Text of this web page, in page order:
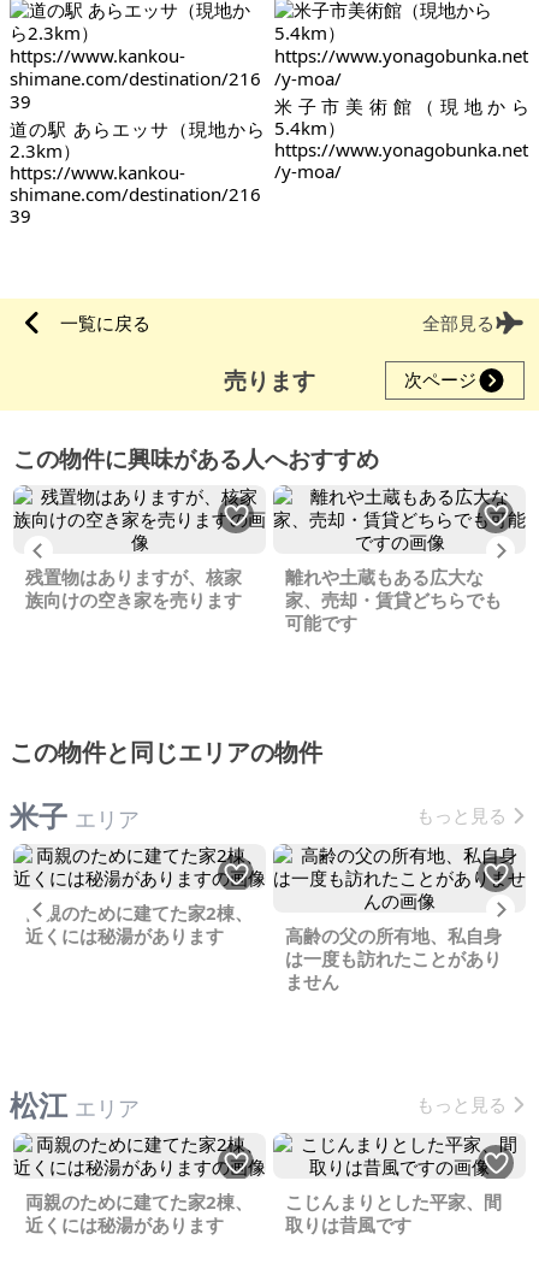
道の駅 あらエッサ（現地から
2.3km）
https://www.kankou-
shimane.com/destination/216
39
米子市美術館（現地から
5.4km）
https://www.yonagobunka.net
/y-moa/
一覧に戻る 全部見る
売ります 次ページ
この物件に興味がある人へおすすめ
残置物はありますが、核家
族向けの空き家を売ります
離れや土蔵もある広大な
家、売却・賃貸どちらでも
可能です
この物件と同じエリアの物件
米子 エリア もっと見る
Previous
両親のために建てた家2棟、
近くには秘湯があります
高齢の父の所有地、私自身
は一度も訪れたことがあり
ません
松江 エリア もっと見る
両親のために建てた家2棟、
近くには秘湯があります
こじんまりとした平家、間
取りは昔風です